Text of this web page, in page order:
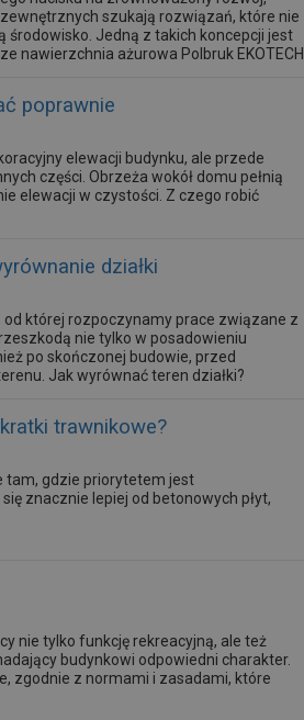
szukają rozwiązań, które nie
środowisko. Jedną z takich koncepcji jest
nawierzchnia ażurowa Polbruk EKOTECH.
poprawnie
elewacji budynku, ale przede
części. Obrzeża wokół domu pełnią
elewacji w czystości. Z czego robić
działki
od której rozpoczynamy prace związane z
nie tylko w posadowieniu
po skończonej budowie, przed
Jak wyrównać teren działki?
trawnikowe?
tam, gdzie priorytetem jest
znacznie lepiej od betonowych płyt,
nie tylko funkcję rekreacyjną, ale też
budynkowi odpowiedni charakter.
zgodnie z normami i zasadami, które